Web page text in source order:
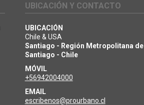
UBICACIÓN Y CONTACTO
UBICACIÓN
Chile & USA
Santiago - Región Metropolitana de
Santiago - Chile
MÓVIL
+56942004000
EMAIL
escribenos@prourbano.cl